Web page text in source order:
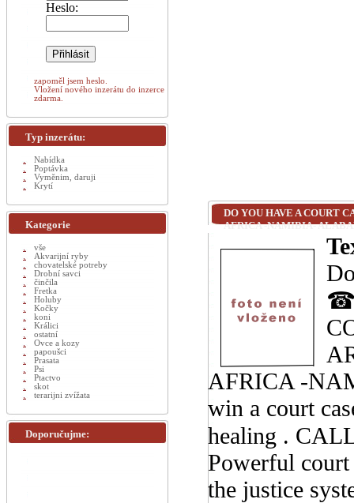
DO YOU HAVE A COURT
AFRICA -NAMIBIA-
☎
AFRICA -
win a court
healing .
Powerful
the justice
Heslo:
zapoměl jsem heslo.
Vložení nového inzerátu do inzerce
zdarma.
Typ inzerátu:
Nabídka
Poptávka
Vyměnim, daruji
Krytí
Kategorie
vše
Akvarijní ryby
chovatelské potreby
Drobní savci
činčila
Fretka
Holuby
Kočky
koni
Králici
ostatní
Ovce a kozy
papoušci
Prasata
Psi
Ptactvo
skot
terarijni zvížata
Doporučujme: